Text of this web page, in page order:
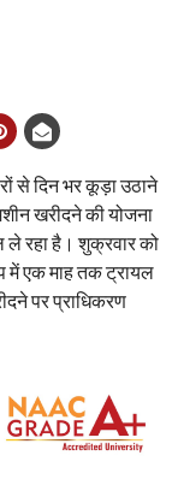
से दिन भर कूड़ा उठाने
खरीदने की योजना
ले रहा है। शुक्रवार को
एक माह तक ट्रायल
पर प्राधिकरण